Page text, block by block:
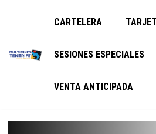
CARTELERA
SESIONES ESPECIALES
VENTA ANTICIPADA